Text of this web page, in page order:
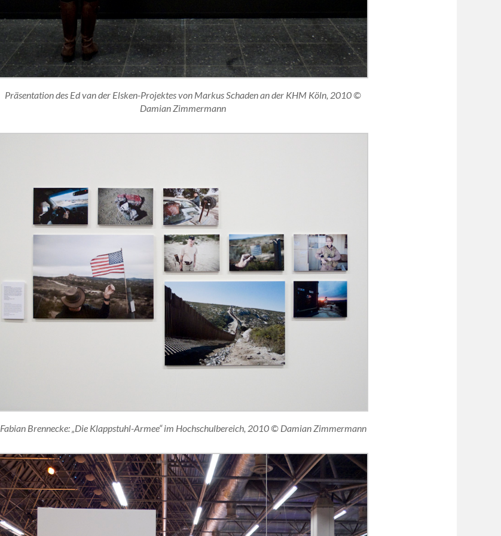
Präsentation des Ed van der Elsken-Projektes von Markus Schaden an der KHM Köln, 2010 ©
Damian Zimmermann
Fabian Brennecke: „Die Klappstuhl-Armee“ im Hochschulbereich, 2010 © Damian Zimmermann